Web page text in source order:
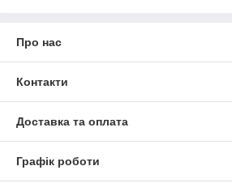
Про нас
Контакти
Доставка та оплата
Графік роботи